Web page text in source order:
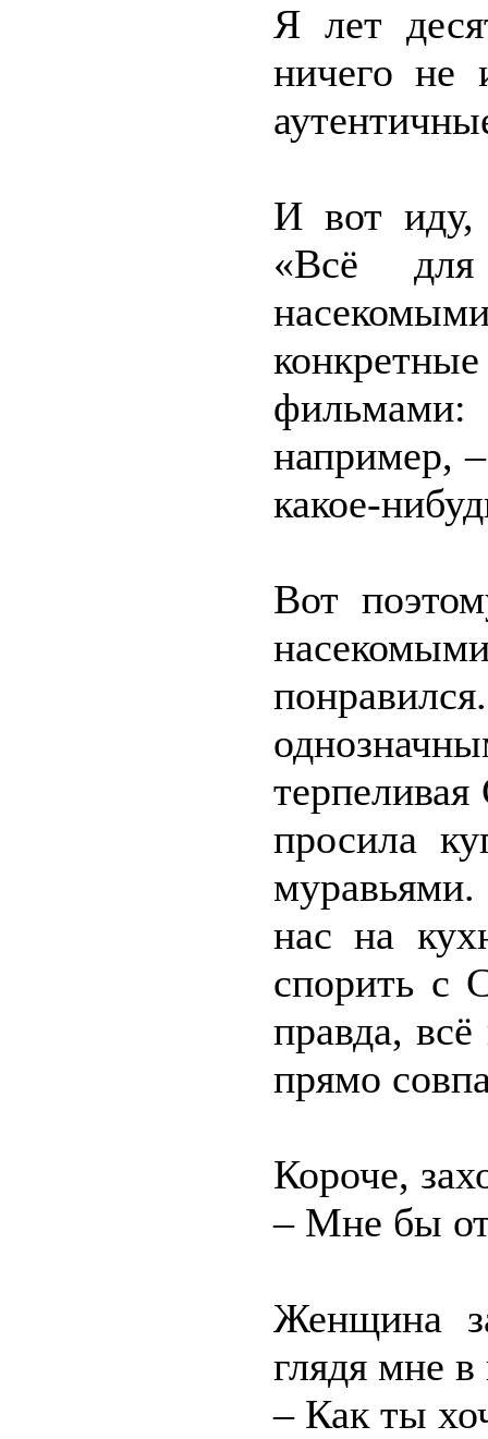
Я лет
ничего не
И вот иду,
«Всё
фильмами:
например,
какое-
Вот
просила
нас на
спорить с
правда,
прямо
Короче,
– Мне бы
Женщина
глядя мне в
– Как ты